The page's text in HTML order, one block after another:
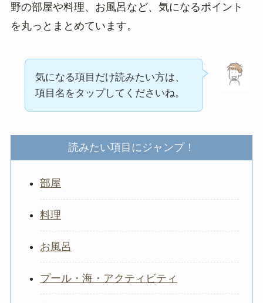
野の部屋や料理、お風呂など、気になるポイント
を丸っとまとめています。
気になる項目だけ読みたい方は、
項目名をタップしてくださいね。
読みたい項目にジャンプ！
部屋
料理
お風呂
プール・海・アクティビティ